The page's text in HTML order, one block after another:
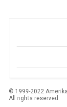
© 1999-2022
All rights reserved.